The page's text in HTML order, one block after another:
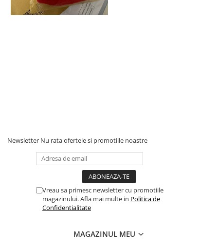
Newsletter Nu rata ofertele si promotiile noastre
Vreau sa primesc newsletter cu promotiile
magazinului. Afla mai multe in Politica de
Confidentialitate
MAGAZINUL MEU